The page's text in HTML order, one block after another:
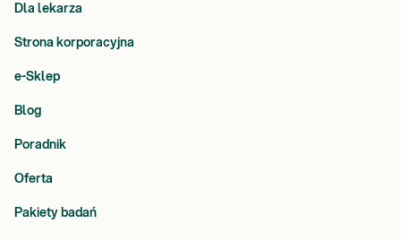
Dla lekarza
Strona korporacyjna
e-Sklep
Blog
Poradnik
Oferta
Pakiety badań